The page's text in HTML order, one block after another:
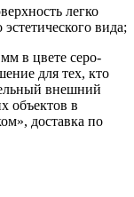
легко
вида;
в цвете серо-
для тех, кто
внешний
объектов в
доставка по